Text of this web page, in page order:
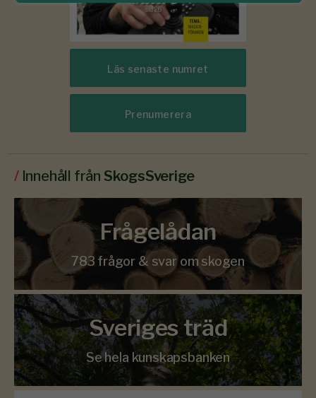
Läs senaste numret
Prenumerera
/ Innehåll från SkogsSverige
Frågelådan
783 frågor & svar om skogen
Sveriges träd
Se hela kunskapsbanken